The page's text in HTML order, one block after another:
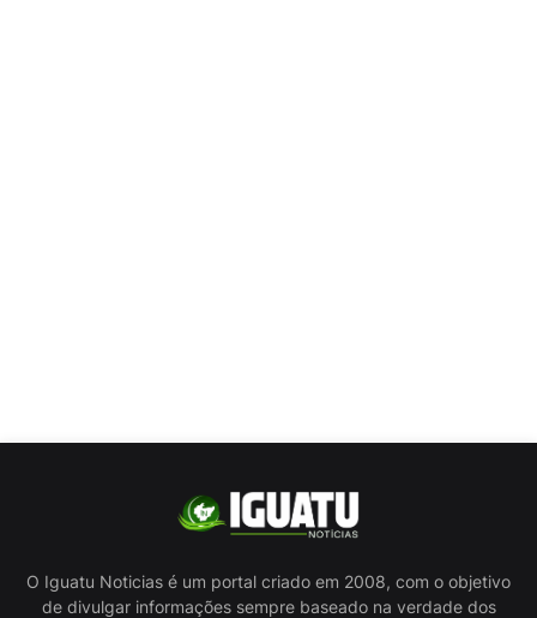
O Iguatu Noticias é um portal criado em 2008, com o objetivo
de divulgar informações sempre baseado na verdade dos